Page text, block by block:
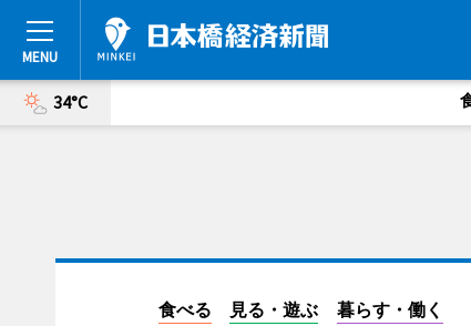
34°C
食べる 見る・遊ぶ 暮らす・働く